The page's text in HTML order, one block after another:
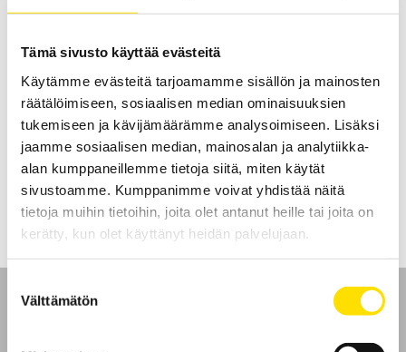
Tämä sivusto käyttää evästeitä
Käytämme evästeitä tarjoamamme sisällön ja mainosten
räätälöimiseen, sosiaalisen median ominaisuuksien
tukemiseen ja kävijämäärämme analysoimiseen. Lisäksi
jaamme sosiaalisen median, mainosalan ja analytiikka-
alan kumppaneillemme tietoja siitä, miten käytät
sivustoamme. Kumppanimme voivat yhdistää näitä
tietoja muihin tietoihin, joita olet antanut heille tai joita on
kerätty, kun olet käyttänyt heidän palvelujaan.
valinta
Välttämätön
CA6161 ja CA6163 Sähköturvallisuustesterit
Kannettava sähköturvallisuustesteri sähköisten laitteiden
turvallisuuden varmistamiseksi matalajännitedirektiivin sekä EN
60204-1 standardin mukaisesti.
LUE LISÄÄ